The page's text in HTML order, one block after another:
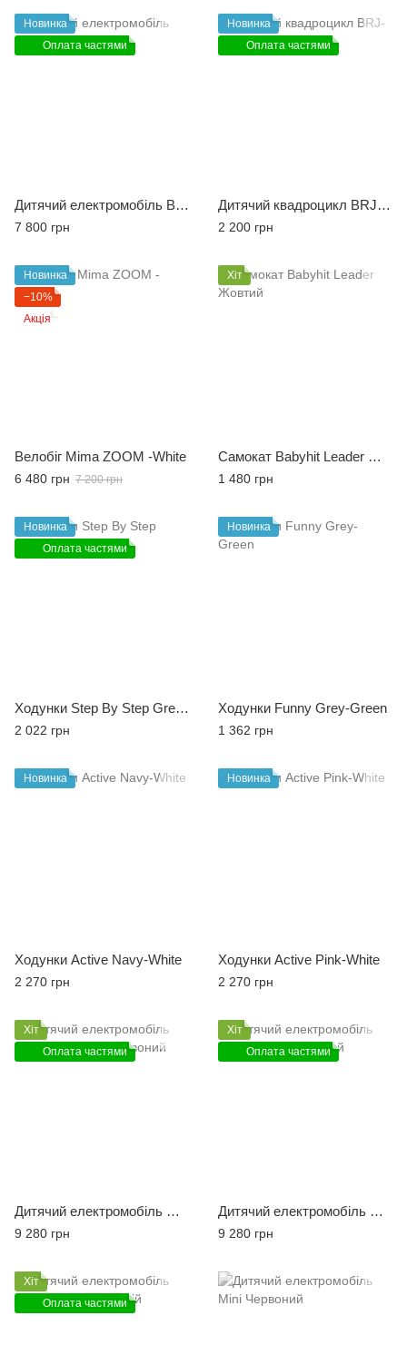
Новинка
Оплата частями
Дитячий електромобіль BRJ-5389 white
7 800 грн
Новинка
Оплата частями
Дитячий квадроцикл BRJ-3201- yellow
2 200 грн
Новинка
−10%
Акція
Велобіг Mima ZOOM -White
6 480 грн 7 200 грн
Хіт
Самокат Babyhit Leader Жовтий
1 480 грн
Новинка
Оплата частями
Ходунки Step By Step Grey-Blue
2 022 грн
Новинка
Ходунки Funny Grey-Green
1 362 грн
Новинка
Ходунки Active Navy-White
2 270 грн
Новинка
Ходунки Active Pink-White
2 270 грн
Хіт
Оплата частями
Дитячий електромобіль Mercedes Benz Червоний
9 280 грн
Хіт
Оплата частями
Дитячий електромобіль Mercedes Benz Білий
9 280 грн
Хіт
Оплата частями